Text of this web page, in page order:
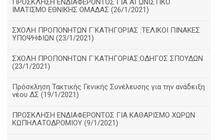
ΠΡΟΣΚΛΗΣΗ ΕΝΔΙΑΦΕΡΟΝΤΟΣ ΓΙΑ ΑΓΩΝΙΣΤΙΚΟ
ΙΜΑΤΙΣΜΟ ΕΘΝΙΚΗΣ ΟΜΑΔΑΣ (26/1/2021)
ΣΧΟΛΗ ΠΡΟΠΟΝΗΤΩΝ Γ΄ΚΑΤΗΓΟΡΙΑΣ :ΤΕΛΙΚΟΙ ΠΙΝΑΚΕΣ
ΥΠΟΨΗΦΙΩΝ (23/1/2021)
ΣΧΟΛΗ ΠΡΟΠΟΝΗΤΩΝ Γ΄ΚΑΤΗΓΟΡΙΑΣ:ΟΔΗΓΟΣ ΣΠΟΥΔΩΝ
(23/1/2021)
Πρόσκληση Τακτικής Γενικής Συνέλευσης για την ανάδειξη
νέου ΔΣ (19/1/2021)
ΠΡΟΣΚΛΗΣΗ ΕΝΔΙΑΦΕΡΟΝΤΟΣ ΓΙΑ ΚΑΘΑΡΙΣΜΟ ΧΩΡΩΝ
ΚΩΠΗΛΑΤΟΔΡΟΜΙΟΥ (9/1/2021)